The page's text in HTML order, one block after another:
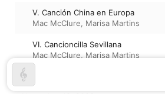
V. Canción China en Europa
Mac McClure, Marisa Martins
VI. Cancioncilla Sevillana
Mac McClure, Marisa Martins